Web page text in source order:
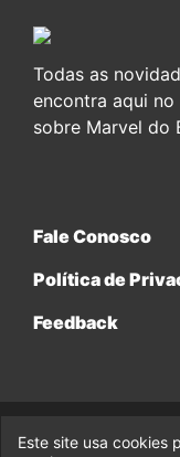
Todas as
encontra aqui
sobre Marvel do
Fale Conosco
Política de
Feedback
© 2017-2026
Este site usa cookies